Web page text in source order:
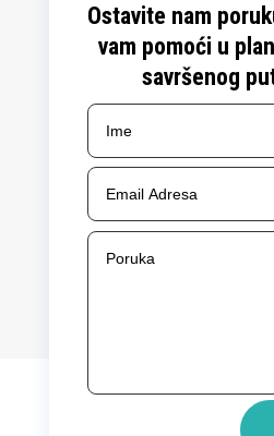
Ostavite nam
vam pomoći u
savršenog